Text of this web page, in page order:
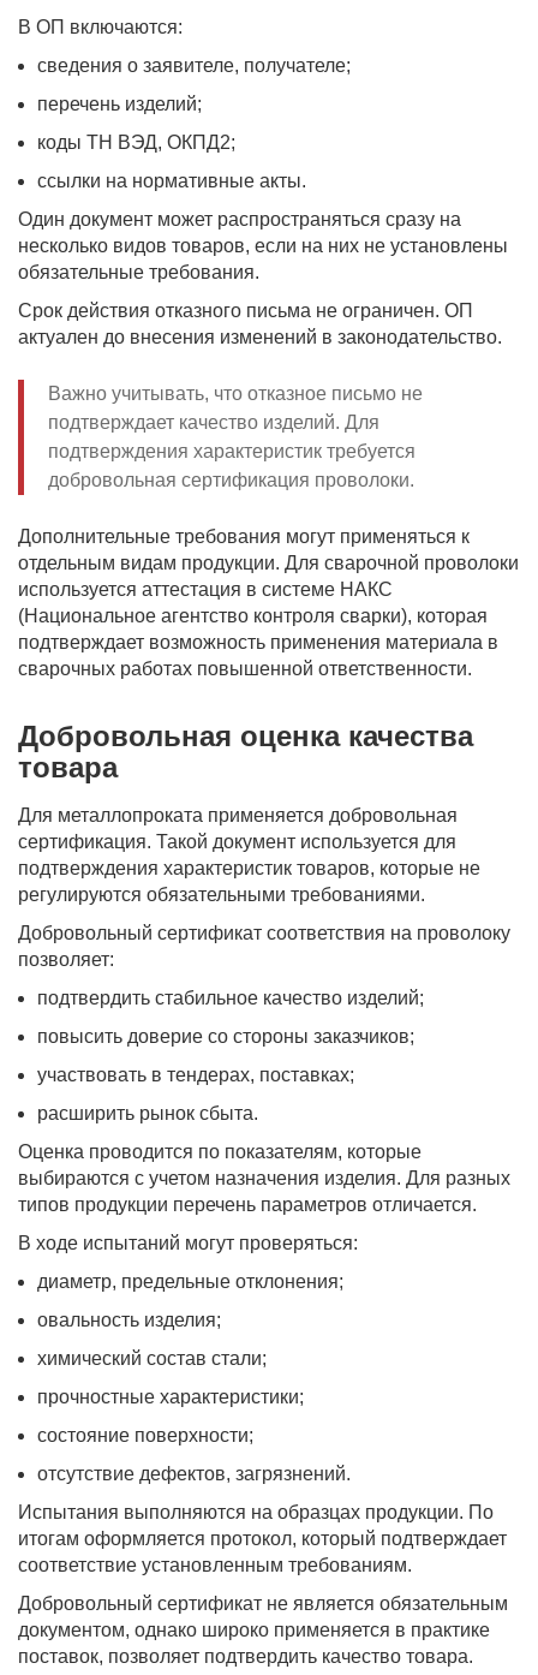
В ОП включаются:
сведения о заявителе, получателе;
перечень изделий;
коды ТН ВЭД, ОКПД2;
ссылки на нормативные акты.
Один документ может распространяться сразу на
несколько видов товаров, если на них не установлены
обязательные требования.
Срок действия отказного письма не ограничен. ОП
актуален до внесения изменений в законодательство.
Важно учитывать, что отказное письмо не
подтверждает качество изделий. Для
подтверждения характеристик требуется
добровольная сертификация проволоки.
Дополнительные требования могут применяться к
отдельным видам продукции. Для сварочной проволоки
используется аттестация в системе НАКС
(Национальное агентство контроля сварки), которая
подтверждает возможность применения материала в
сварочных работах повышенной ответственности.
Добровольная оценка качества
товара
Для металлопроката применяется добровольная
сертификация. Такой документ используется для
подтверждения характеристик товаров, которые не
регулируются обязательными требованиями.
Добровольный сертификат соответствия на проволоку
позволяет:
подтвердить стабильное качество изделий;
повысить доверие со стороны заказчиков;
участвовать в тендерах, поставках;
расширить рынок сбыта.
Оценка проводится по показателям, которые
выбираются с учетом назначения изделия. Для разных
типов продукции перечень параметров отличается.
В ходе испытаний могут проверяться:
диаметр, предельные отклонения;
овальность изделия;
химический состав стали;
прочностные характеристики;
состояние поверхности;
отсутствие дефектов, загрязнений.
Испытания выполняются на образцах продукции. По
итогам оформляется протокол, который подтверждает
соответствие установленным требованиям.
Добровольный сертификат не является обязательным
документом, однако широко применяется в практике
поставок, позволяет подтвердить качество товара.